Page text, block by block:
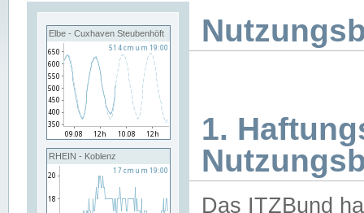
Elbe - Cuxhaven Steubenhöft
RHEIN - Koblenz
1.
Das ITZBund